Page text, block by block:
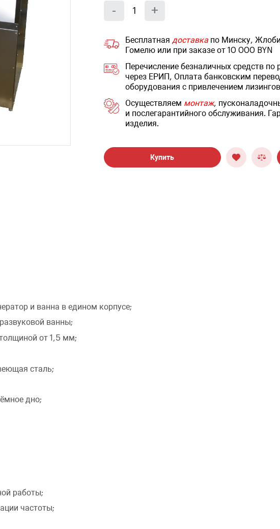
- Уменьшить
на
еденицу
Количество
+
на
еденицу
Бесплатная доставка по Минску,
Гомелю или при заказе от 10 000 BYN
Перечисление безналичных средств
через ЕРИП, Оплата банковским
оборудования с привлечением
Осуществляем монтаж,
и послегарантийного обслуживания.
изделия.
Купить
и ванна в едином корпусе;
ванны;
от 1,5 мм;
сталь;
дно;
работы;
частоты;